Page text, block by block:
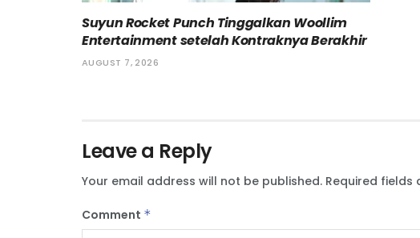
Suyun Rocket Punch Tinggalkan Woollim
Entertainment setelah Kontraknya Berakhir
AUGUST 7, 2026
Leave a Reply
Your email address will not be published. Required fields
Comment *